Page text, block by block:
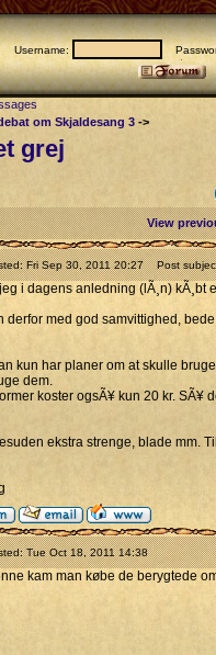
Username:
om Skjaldesang 3 ->
grej
View
Fri Sep 30, 2011 20:27 Post
i dagens anledning (lÃ¸n) kÃ¸bt
derfor med god samvittighed,
kun har planer om at skulle
dem.
koster ogsÃ¥ kun 20 kr. SÃ¥
ekstra strenge, blade mm.
Tue Oct 18, 2011 14:38
kam man købe de berygtede